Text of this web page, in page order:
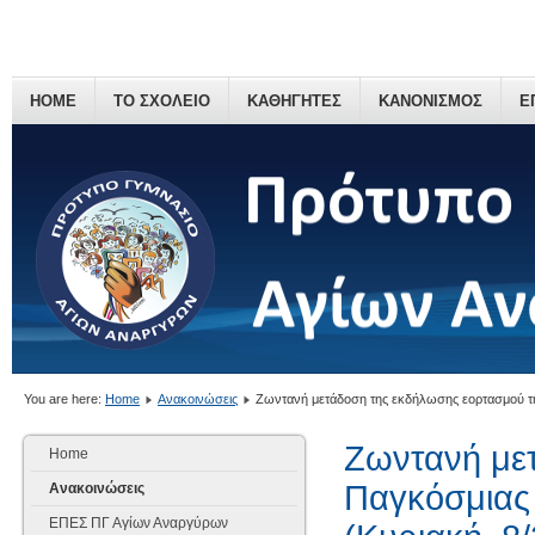
HOME ΤΟ ΣΧΟΛΕΙΟ ΚΑΘΗΓΗΤΕΣ ΚΑΝΟΝΙΣΜΟΣ
You are here: Home Ανακοινώσεις Ζωντανή μετάδοση της εκδήλωσης εορτασμού
Home
Ανακοινώσεις
ΕΠΕΣ ΠΓ Αγίων Αναργύρων
Ζωντανή